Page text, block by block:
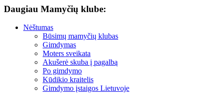
Daugiau Mamyčių klube:
Nėštumas
Būsimų mamyčių klubas
Gimdymas
Moters sveikata
Akušerė skuba į pagalbą
Po gimdymo
Kūdikio kraitelis
Gimdymo įstaigos Lietuvoje